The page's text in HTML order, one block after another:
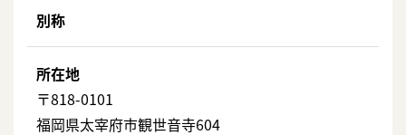
別称
所在地
〒818-0101
福岡県太宰府市観世音寺604